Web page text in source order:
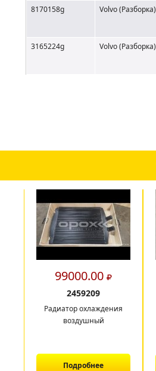
8170158g Volvo (Разборка)
3165224g Volvo (Разборка)
99000.00
2459209
Радиатор охлаждения
воздушный
Подробнее